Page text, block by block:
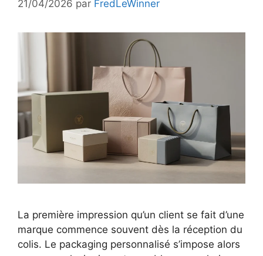
21/04/2026 par FredLeWinner
La première impression qu’un client se fait d’une
marque commence souvent dès la réception du
colis. Le packaging personnalisé s’impose alors